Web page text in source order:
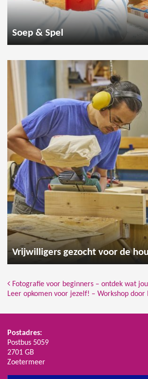
Soep & Spel
Bericht Navigatie
Fotografie voor beginners – ontdek wat
Leer opkomen voor jezelf! – Workshop door
Postadres:
Postbus 5059
2701 GB
Zoetermeer